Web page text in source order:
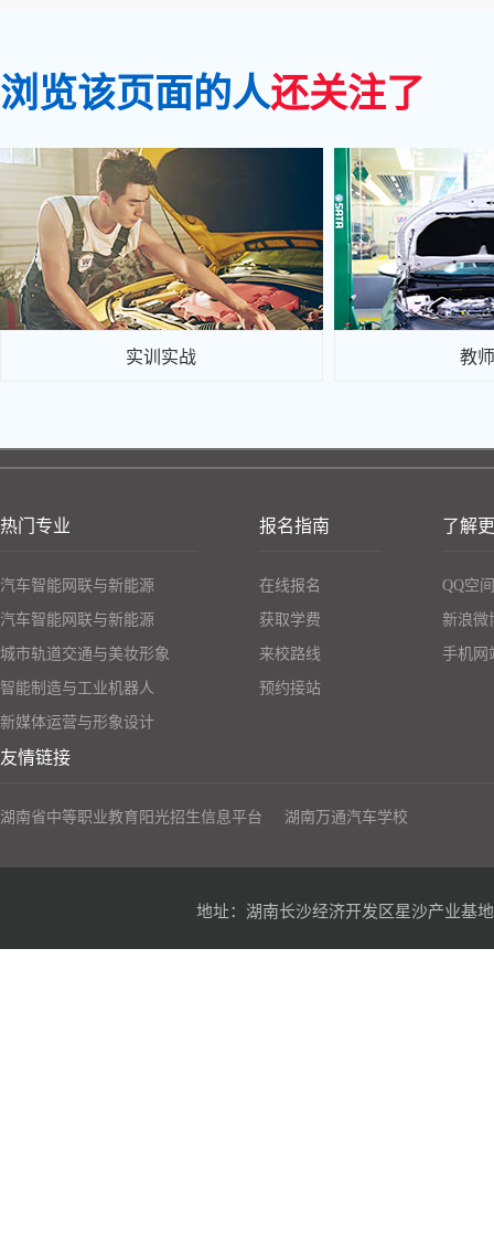
浏览该页面的人还关注了
实训实战 教
热门专业
汽车智能网联与新能源
汽车智能网联与新能源
城市轨道交通与美妆形象
智能制造与工业机器人
新媒体运营与形象设计
报名指南
在线报名
获取学费
来校路线
预约接站
了解
QQ空间
新浪微
手机网
友情链接
湖南省中等职业教育阳光招生信息平台 湖南万通汽车学校
地址：湖南长沙经济开发区星沙产业